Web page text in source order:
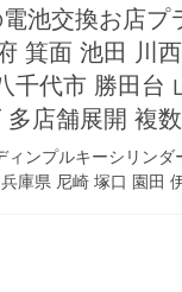
池交換お店プ
箕面 池田 川
代市 勝田台
店舗展開 複
ンプルキーシリン
庫県 尼崎 塚口 園田